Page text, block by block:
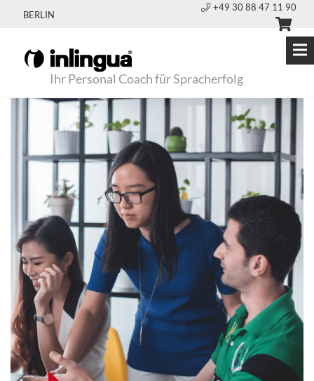
BERLIN
+49 30 88 47 11 90
Ihr Personal Coach für Spracherfolg